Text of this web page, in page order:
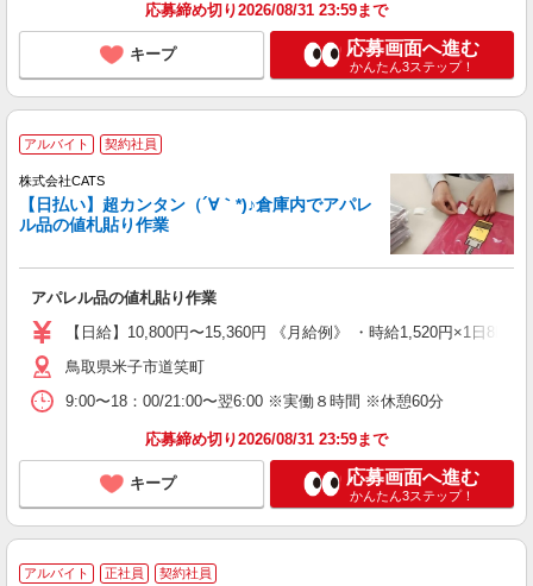
応募締め切り2026/08/31 23:59まで
キープ 応募画面へ進む
かんたん3ステップ！
アルバイト 契約社員
株式会社CATS
【日払い】超カンタン（´∀｀*)♪倉庫内でアパレ
ル品の値札貼り作業
アパレル品の値札貼り作業
【日給】10,800円〜15,360円 《月給例》 ・時給1,520円×1日8h×
鳥取県米子市道笑町
9:00〜18：00/21:00〜翌6:00 ※実働８時間 ※休憩60分
応募締め切り2026/08/31 23:59まで
キープ 応募画面へ進む
かんたん3ステップ！
アルバイト 正社員 契約社員